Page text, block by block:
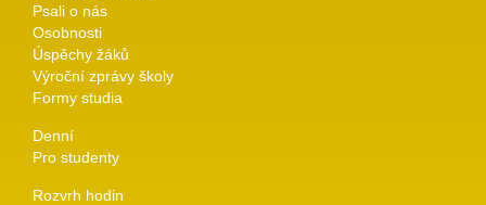
Psali o nás
Osobnosti
Úspěchy žáků
Výroční zprávy školy
Formy studia
Denní
Pro studenty
Rozvrh hodin